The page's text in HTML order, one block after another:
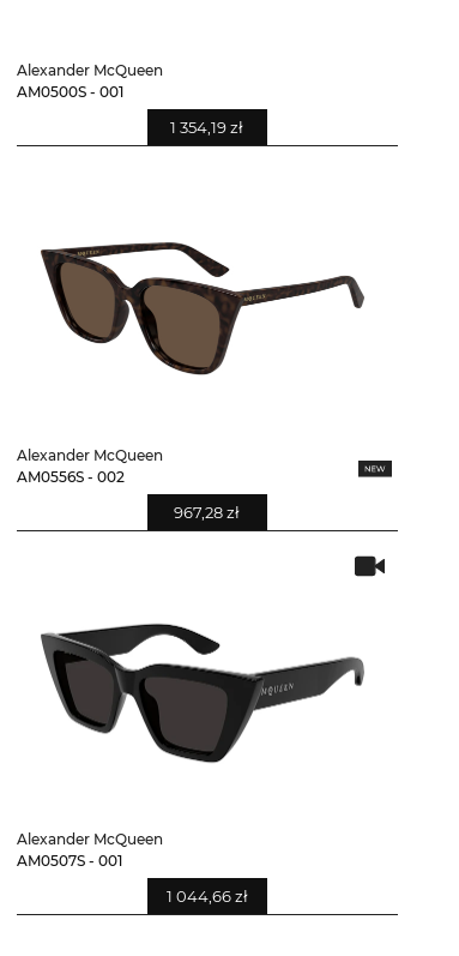
Alexander McQueen
AM0500S - 001
1 354,19 zł
Alexander McQueen
AM0556S - 002
967,28 zł
Alexander McQueen
AM0507S - 001
1 044,66 zł